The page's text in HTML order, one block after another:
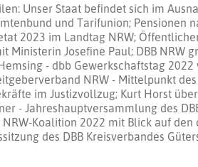
Unser Staat befindet sich im
und Tarifunion; Pensionen
2023 im Landtag NRW;
Ministerin Josefine Paul; DBB NRW
- dbb Gewerkschaftstag
NRW - Mittelpunkt
im Justizvollzug; Kurt Horst
- Jahreshauptversammlung des
NRW-Koalition 2022 mit Blick auf
des DBB Kreisverbandes